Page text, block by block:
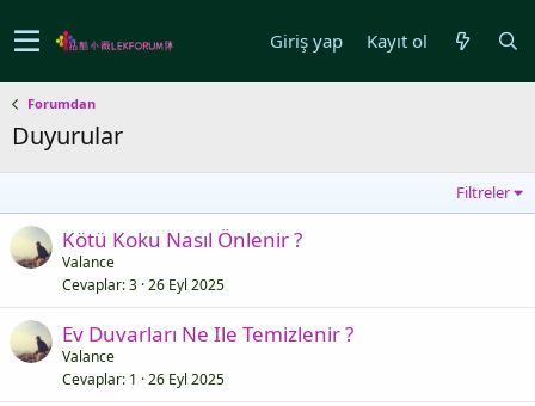
Giriş yap Kayıt ol
Forumdan
Duyurular
Filtreler
Kötü Koku Nasıl Önlenir ?
Valance
Cevaplar 3 26 Eyl 2025
Ev Duvarları Ne Ile Temizlenir ?
Valance
Cevaplar 1 26 Eyl 2025